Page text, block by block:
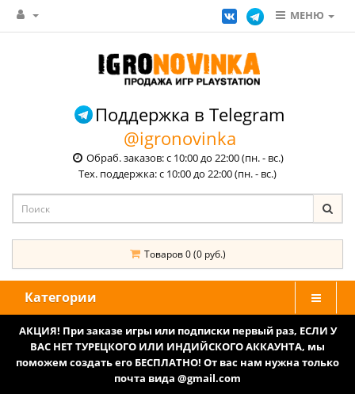
МЕНЮ
Поддержка в Telegram
@igronovinka
Обраб. заказов: с 10:00 до 22:00 (пн. - вс.)
Тех. поддержка: с 10:00 до 22:00 (пн. - вс.)
Товаров 0 (0 руб.)
Категории
АКЦИЯ! При заказе игры или подписки первый раз, ЕСЛИ У
ВАС НЕТ ТУРЕЦКОГО ИЛИ ИНДИЙСКОГО АККАУНТА, мы
поможем создать его БЕСПЛАТНО! От вас нам нужна только
почта вида @gmail.com